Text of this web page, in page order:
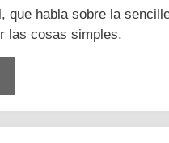
que habla sobre la
las cosas simples.